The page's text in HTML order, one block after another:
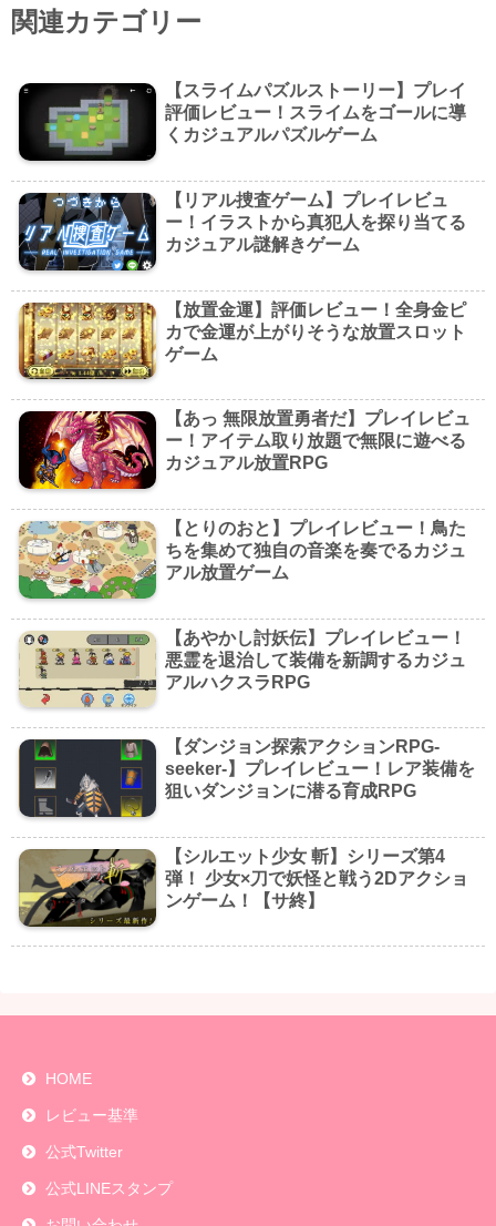
関連カテゴリー
【スライムパズルストーリー】プレイ
評価レビュー！スライムをゴールに導
くカジュアルパズルゲーム
【リアル捜査ゲーム】プレイレビュ
ー！イラストから真犯人を探り当てる
カジュアル謎解きゲーム
【放置金運】評価レビュー！全身金ピ
カで金運が上がりそうな放置スロット
ゲーム
【あっ 無限放置勇者だ】プレイレビュ
ー！アイテム取り放題で無限に遊べる
カジュアル放置RPG
【とりのおと】プレイレビュー！鳥た
ちを集めて独自の音楽を奏でるカジュ
アル放置ゲーム
【あやかし討妖伝】プレイレビュー！
悪霊を退治して装備を新調するカジュ
アルハクスラRPG
【ダンジョン探索アクションRPG-
seeker-】プレイレビュー！レア装備を
狙いダンジョンに潜る育成RPG
【シルエット少女 斬】シリーズ第4
弾！ 少女×刀で妖怪と戦う2Dアクショ
ンゲーム！【サ終】
HOME
レビュー基準
公式Twitter
公式LINEスタンプ